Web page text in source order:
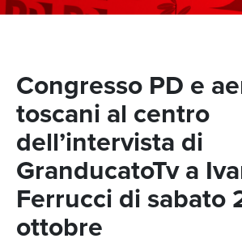
Congresso PD e
toscani al centro
dell’intervista di
GranducatoTv a
Ferrucci di sabato
ottobre